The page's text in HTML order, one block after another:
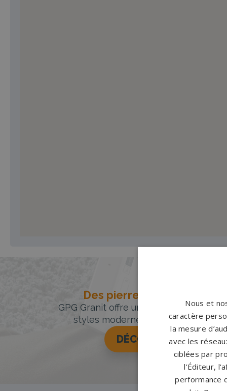
Des pierres tombales
GPG Granit offre un large choix de
styles modernes, classiques ou
DÉCOUVREZ NOTRE
Nous et
caractère
la mesure
avec les
ciblées par
l’Éditeur,
performance